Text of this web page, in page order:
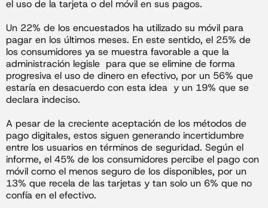
el uso de la tarjeta o del móvil en sus pagos.
Un 22% de los encuestados ha utilizado su móvil para
pagar en los últimos meses. En este sentido, el 25% de
los consumidores ya se muestra favorable a que la
administración legisle para que se elimine de forma
progresiva el uso de dinero en efectivo, por un 56% que
estaría en desacuerdo con esta idea y un 19% que se
declara indeciso.
A pesar de la creciente aceptación de los métodos de
pago digitales, estos siguen generando incertidumbre
entre los usuarios en términos de seguridad. Según el
informe, el 45% de los consumidores percibe el pago con
móvil como el menos seguro de los disponibles, por un
13% que recela de las tarjetas y tan solo un 6% que no
confía en el efectivo.